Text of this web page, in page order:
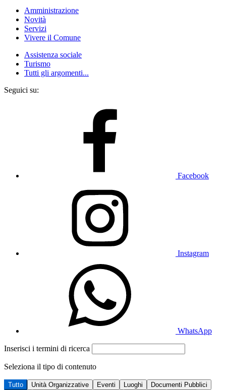
Amministrazione
Novità
Servizi
Vivere il Comune
Assistenza sociale
Turismo
Tutti gli argomenti...
Seguici su:
Facebook
Instagram
WhatsApp
Inserisci i termini di ricerca
Seleziona il tipo di contenuto
Tutto Unità Organizzative Eventi Luoghi
Documenti Pubblici